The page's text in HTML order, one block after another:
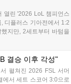
열린 '2026 LoL 챔피언스
디플러스 기아전에서 1:2
지만, 2세트부터 바텀을
플랜을 막아내지 못했다.
결승 이후 각성"
펼쳐진 2026 FSL 서머
에서 세트 스코어 3:0으로